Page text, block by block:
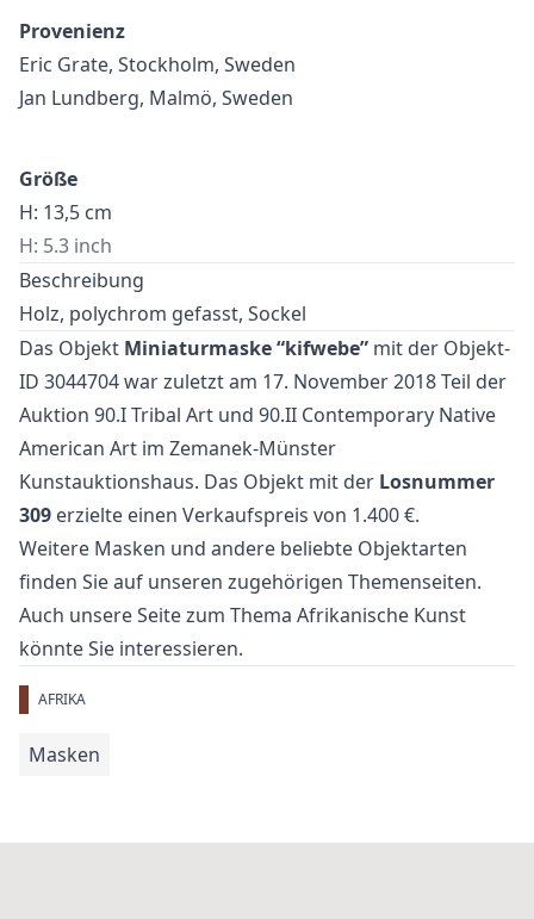
Provenienz
Eric Grate, Stockholm, Sweden
Jan Lundberg, Malmö, Sweden
Größe
H: 13,5 cm
H: 5.3 inch
Beschreibung
Holz, polychrom gefasst, Sockel
Das Objekt Miniaturmaske “kifwebe” mit der Objekt-
ID 3044704 war zuletzt am 17. November 2018 Teil der
Auktion 90.I Tribal Art und 90.II Contemporary Native
American Art im Zemanek-Münster
Kunstauktionshaus. Das Objekt mit der Losnummer
309 erzielte einen Verkaufspreis von 1.400 €.
Weitere Masken und andere beliebte Objektarten
finden Sie auf unseren zugehörigen Themenseiten.
Auch unsere Seite zum Thema Afrikanische Kunst
könnte Sie interessieren.
AFRIKA
Masken